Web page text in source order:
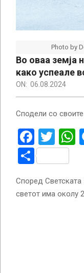
Photo by
Во оваа земја
како успеале
ON: 06.08.2024
Сподели со своите
Share
Според Светската
светот има околу